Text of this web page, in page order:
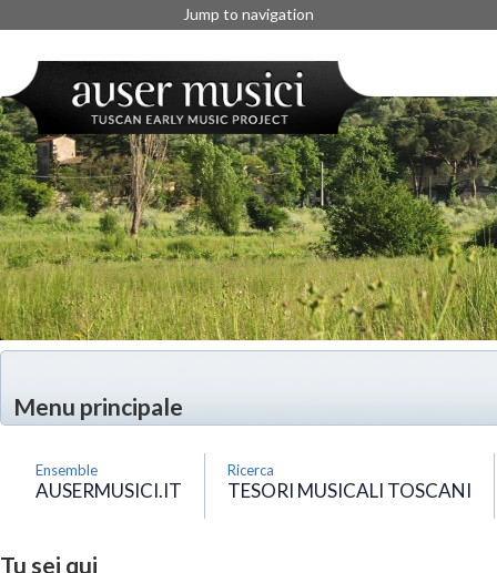
Jump to navigation
Menu principale
Ensemble
AUSERMUSICI.IT
Ricerca
TESORI MUSICALI TOSCANI
Tu sei qui